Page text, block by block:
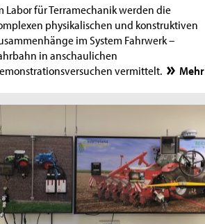
Labor für Terramechanik werden die
physikalischen und konstruktiven
im System Fahrwerk –
in anschaulichen
vermittelt.
Mehr